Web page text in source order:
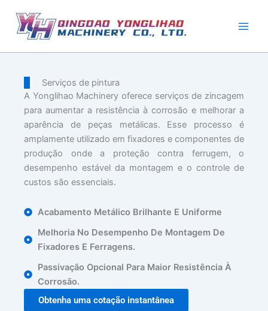
para
conteúdo
Serviços de pintura
A Yonglihao Machinery oferece serviços de zincagem
para aumentar a resistência à corrosão e melhorar a
aparência de peças metálicas. Esse processo é
amplamente utilizado em fixadores e componentes de
produção onde a proteção contra ferrugem, o
desempenho estável da montagem e o controle de
custos são essenciais.
Acabamento Metálico Brilhante E Uniforme
Melhoria No Desempenho De Montagem De
Fixadores E Ferragens.
Passivação Opcional Para Maior Resistência À
Corrosão.
Obtenha uma cotação instantânea